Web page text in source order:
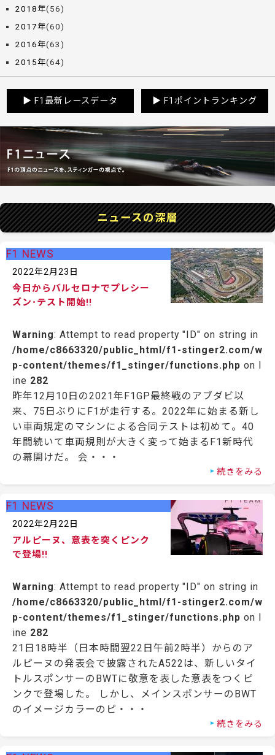
2018年(56)
2017年(60)
2016年(63)
2015年(64)
▶ F1最新レースデータ ▶ F1ポイントランキング
ニュースの深層
F1 NEWS
2022年2月23日
今日からバルセロナでプレシー
ズン･テスト開始!!
Warning: Attempt to read property "ID" on string in
/home/c8663320/public_html/f1-stinger2.com/w
p-content/themes/f1_stinger/functions.php on l
ine 282
昨年12月10日の2021年F1GP最終戦のアブダビ以
来、75日ぶりにF1が走行する。2022年に始まる新し
い車両規定のマシンによる合同テストは初めて。40
年間続いて車両規則が大きく変って始まるF1新時代
の幕開けだ。 会・・・
続きをみる
F1 NEWS
2022年2月22日
アルピーヌ、意表を突くピンク
で登場!!
Warning: Attempt to read property "ID" on string in
/home/c8663320/public_html/f1-stinger2.com/w
p-content/themes/f1_stinger/functions.php on l
ine 282
21日18時半（日本時間翌22日午前2時半）からのア
ルピーヌの発表会で披露されたA522は、新しいタイ
トルスポンサーのBWTに敬意を表した意表をつくピ
ンクで登場した。 しかし、メインスポンサーのBWT
のイメージカラーのピ・・・
続きをみる